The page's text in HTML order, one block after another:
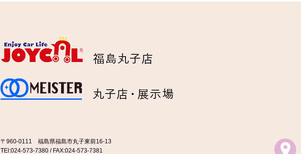
〒960-0111 福島県福島市丸子東前16-13
TEl:024-573-7380 / FAX:024-573-7381